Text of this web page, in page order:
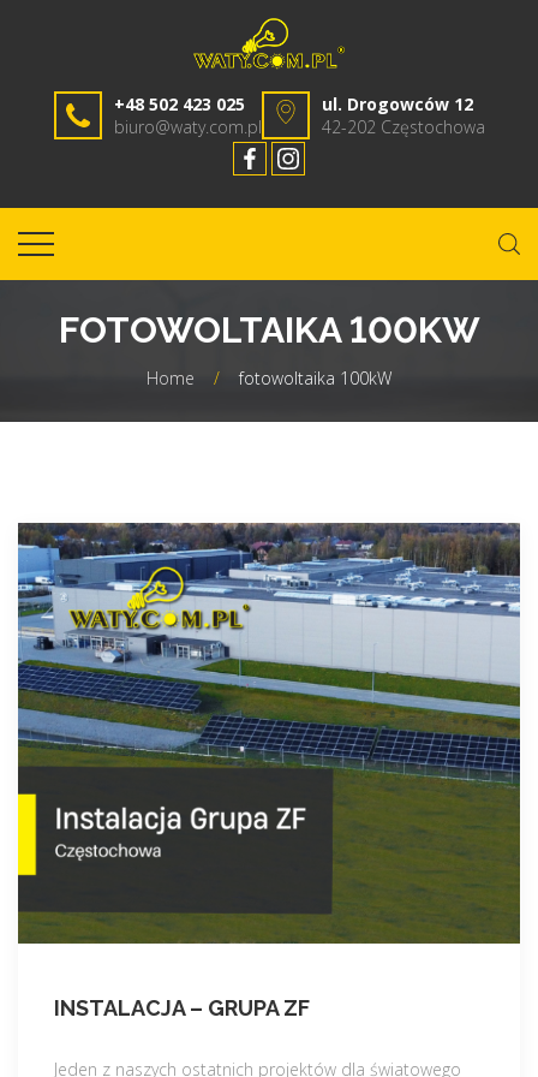
+48 502 423 025
biuro@waty.com.pl
ul. Drogowców 12
42-202 Częstochowa
FOTOWOLTAIKA 100KW
Home / fotowoltaika 100kW
INSTALACJA – GRUPA ZF
Jeden z naszych ostatnich projektów dla światowego